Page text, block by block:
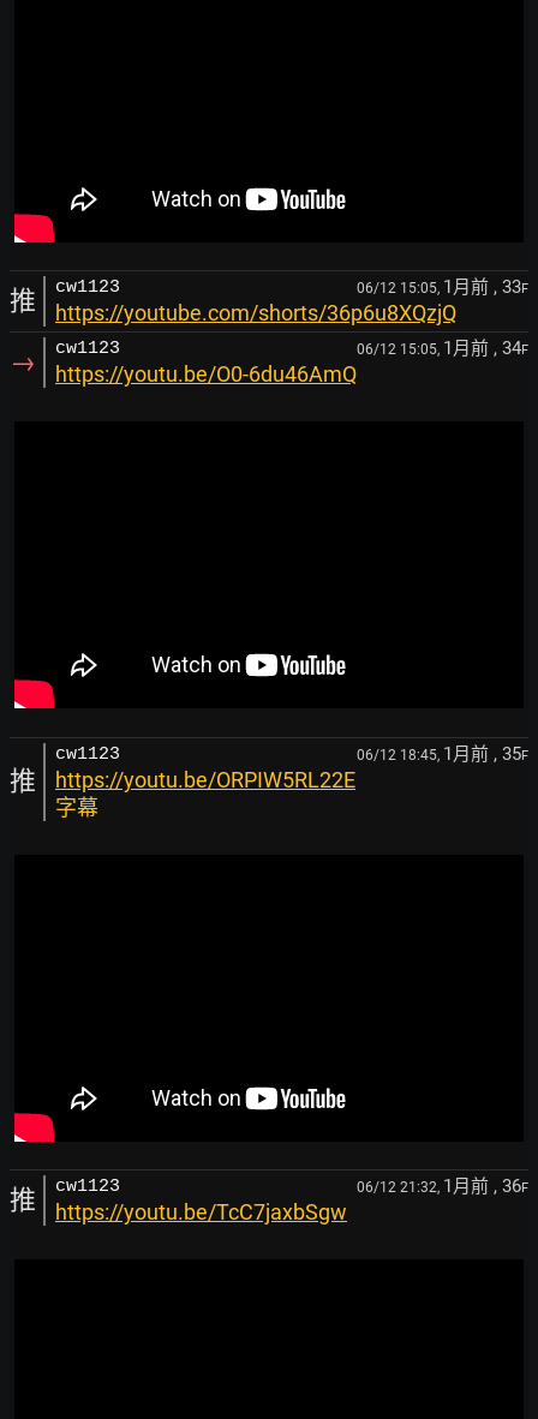
推 cw1123 06/12 15:05, 1月前 , 33F
https://youtube.com/shorts/36p6u8XQzjQ
→ cw1123 06/12 15:05, 1月前 , 34F
https://youtu.be/O0-6du46AmQ
推
cw1123 06/12 18:45, 1月前 , 35F
https://youtu.be/ORPIW5RL22E
字幕
推 cw1123 06/12 21:32, 1月前 , 36F
https://youtu.be/TcC7jaxbSgw